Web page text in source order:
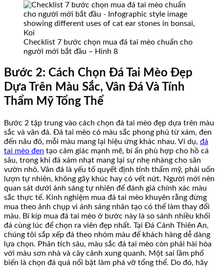
Checklist 7 bước chọn mua đá tai mèo chuẩn cho
người mới bắt đầu – Hình 8
Bước 2: Cách Chọn Đá Tai Mèo Đẹp
Dựa Trên Màu Sắc, Vân Đá Và Tính
Thẩm Mỹ Tổng Thể
Bước 2 tập trung vào cách chọn đá tai mèo đẹp dựa trên màu
sắc và vân đá. Đá tai mèo có màu sắc phong phú từ xám, đen
đến nâu đỏ, mỗi màu mang lại hiệu ứng khác nhau. Ví dụ, đá
tai mèo đen tạo cảm giác mạnh mẽ, bí ẩn phù hợp cho hồ cá
sâu, trong khi đá xám nhạt mang lại sự nhẹ nhàng cho sân
vườn nhỏ. Vân đá là yếu tố quyết định tính thẩm mỹ, phải uốn
lượn tự nhiên, không gãy khúc hay có vết nứt. Người mới nên
quan sát dưới ánh sáng tự nhiên để đánh giá chính xác màu
sắc thực tế. Kinh nghiệm mua đá tai mèo khuyên rằng đừng
mua theo ảnh chụp vì ánh sáng nhân tạo có thể làm thay đổi
màu. Bí kíp mua đá tai mèo ở bước này là so sánh nhiều khối
đá cùng lúc để chọn ra viên đẹp nhất. Tại Đá Cảnh Thiên An,
chúng tôi sắp xếp đá theo nhóm màu để khách hàng dễ dàng
lựa chọn. Phân tích sâu, màu sắc đá tai mèo còn phải hài hòa
với màu sơn nhà và cây cảnh xung quanh. Một sai lầm phổ
biến là chọn đá quá nổi bật làm phá vỡ tổng thể. Do đó, hãy